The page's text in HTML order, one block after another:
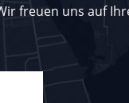
freuen uns auf